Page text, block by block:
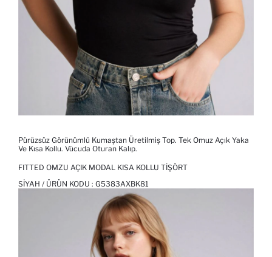
Pürüzsüz Görünümlü Kumaştan Üretilmiş Top. Tek Omuz Açık Yaka
Ve Kısa Kollu. Vücuda Oturan Kalıp.
FITTED OMZU AÇIK MODAL KISA KOLLU TIŞÖRT
SIYAH / ÜRÜN KODU : G5383AXBK81